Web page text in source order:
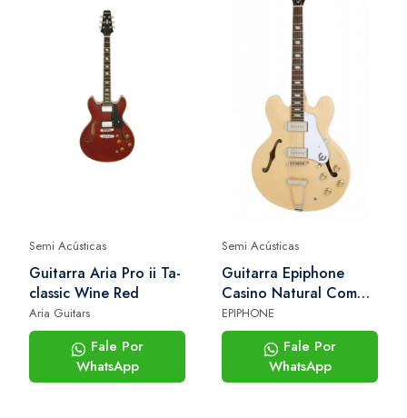
Semi Acústicas
Guitarra Aria Pro ii Ta-
classic Wine Red
Aria Guitars
Fale Por
WhatsApp
Semi Acústicas
Guitarra Epiphone
Casino Natural Com
Bag
EPIPHONE
Fale Por
WhatsApp